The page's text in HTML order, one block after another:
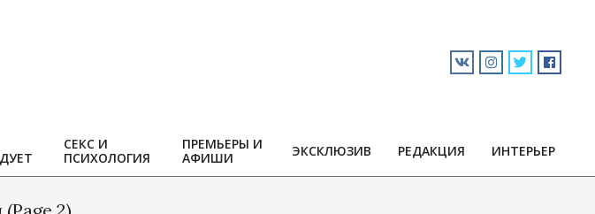
СЕКС И
ПСИХОЛОГИЯ
ПРЕМЬЕРЫ И
АФИШИ
ЭКСКЛЮЗИВ РЕДАКЦИЯ ИНТЕРЬЕР